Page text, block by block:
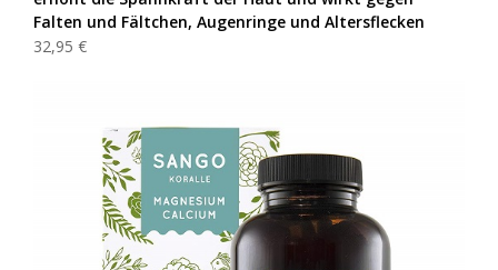
Falten und Fältchen, Augenringe und Altersflecken
32,95 €